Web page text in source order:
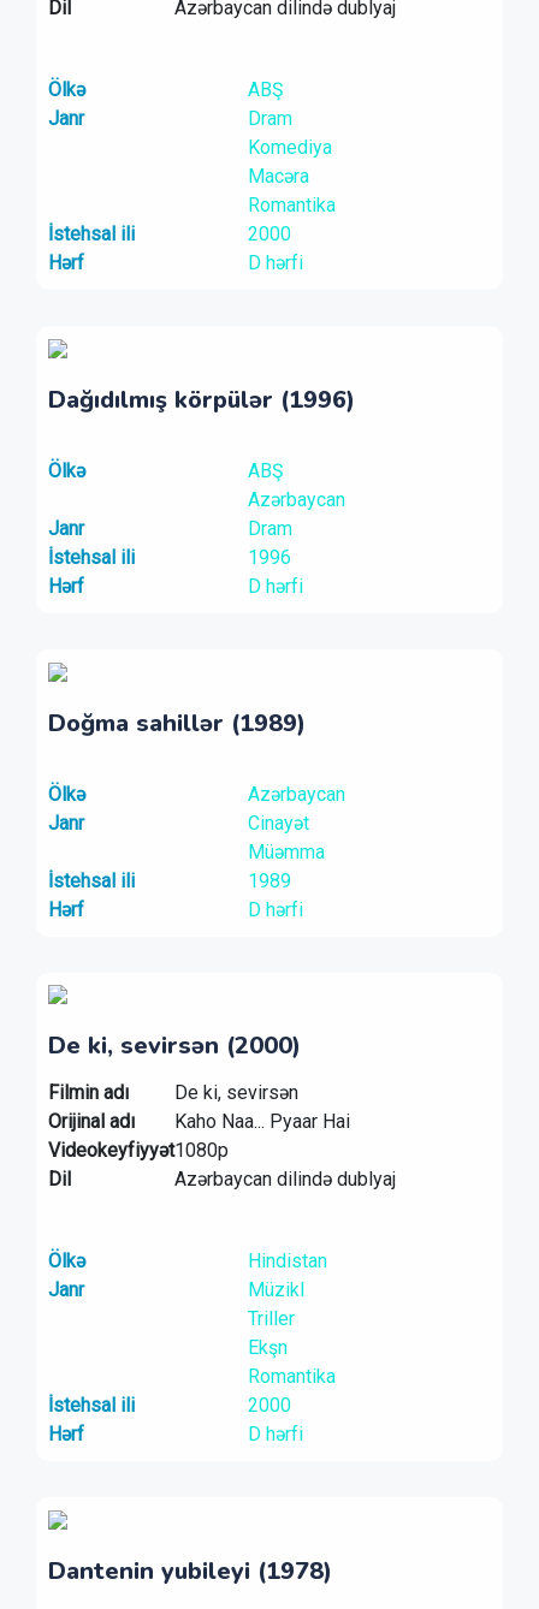
Dil
Azərbaycan dilində dublyaj
Ölkə
ABŞ
Janr
Dram
Komediya
Macəra
Romantika
İstehsal ili
2000
Hərf
D hərfi
Dağıdılmış körpülər (1996)
Ölkə
ABŞ
Azərbaycan
Janr
Dram
İstehsal ili
1996
Hərf
D hərfi
Doğma sahillər (1989)
Ölkə
Azərbaycan
Janr
Cinayət
Müəmma
İstehsal ili
1989
Hərf
D hərfi
De ki, sevirsən (2000)
Filmin adı
De ki, sevirsən
Orijinal adı
Kaho Naa... Pyaar Hai
Videokeyfiyyət1080p
Dil
Azərbaycan dilində dublyaj
Ölkə
Hindistan
Janr
Müzikl
Triller
Ekşn
Romantika
İstehsal ili
2000
Hərf
D hərfi
Dantenin yubileyi (1978)